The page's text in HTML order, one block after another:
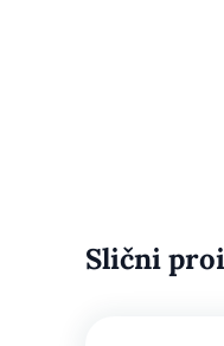
Slični